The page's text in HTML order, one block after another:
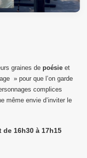
graines de poésieet
» pour que l’on garde
complices
même envie d’inviter le
de 16h30 à 17h15